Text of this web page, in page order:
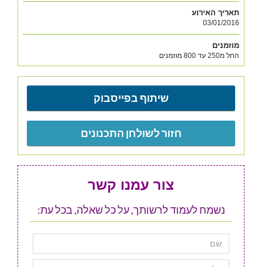
תאריך האירוע
03/01/2016
מוזמנים
החל מ250 עד 800 מוזמנים
שיתוף בפייסבוק
חזור לשולחן התכנונים
צור עמנו קשר
נשמח לעמוד לרשותך, על כל שאלה, בכל עת: